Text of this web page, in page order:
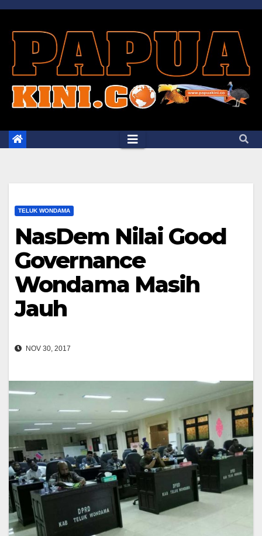
Skip
content
TELUK WONDAMA
NasDem Nilai Good
Governance
Wondama Masih
Jauh
NOV 30, 2017